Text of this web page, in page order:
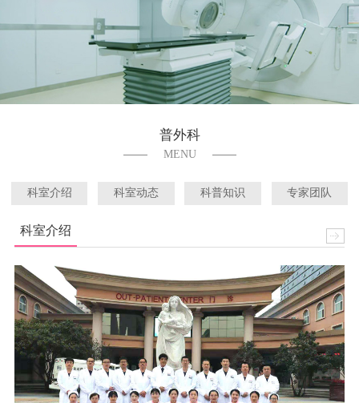
普外科
MENU
科室介绍 科室动态 科普知识 专家团队
科室介绍